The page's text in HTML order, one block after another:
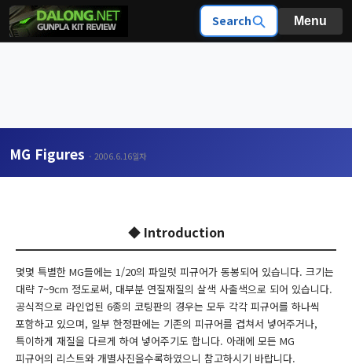
Search Menu
MG Figures - 2006.6.16일자
◆ Introduction
몇몇 특별한 MG들에는 1/20의 파일럿 피규어가 동봉되어 있습니다. 크기는
대략 7~9cm 정도로써, 대부분 연질재질의 살색 사출색으로 되어 있습니다.
공식적으로 라인업된 6종의 코팅판의 경우는 모두 각각 피규어를 하나씩
포함하고 있으며, 일부 한정판에는 기존의 피규어를 겹쳐서 넣어주거나,
특이하게 재질을 다르게 하여 넣어주기도 합니다. 아래에 모든 MG
피규어의 리스트와 개별사진을수록하였으니 참고하시기 바랍니다.